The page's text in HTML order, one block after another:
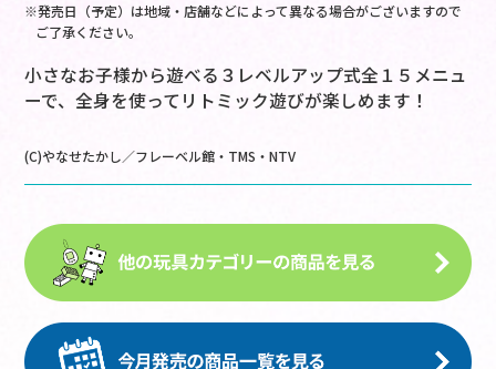
※発売日（予定）は地域・店舗などによって異なる場合がございますので
ご了承ください。
小さなお子様から遊べる３レベルアップ式全１５メニュ
ーで、全身を使ってリトミック遊びが楽しめます！
(C)やなせたかし／フレーベル館・TMS・NTV